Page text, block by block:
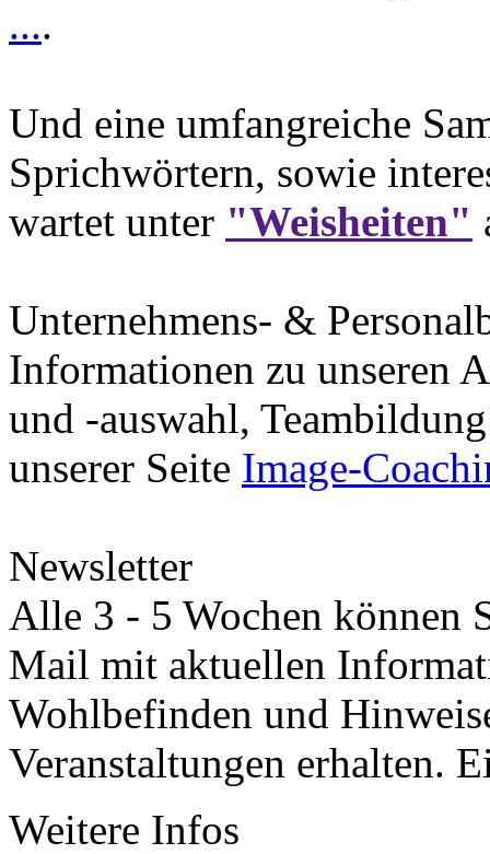
....
Und eine umfangreiche
Sprichwörtern, sowie
wartet unter "Weisheiten"
Unternehmens- &
Informationen zu unseren
und -auswahl,
unserer Seite Image-
Newsletter
Alle 3 - 5 Wochen können
Mail mit aktuellen
Wohlbefinden und
Veranstaltungen erhalten.
Weitere Infos